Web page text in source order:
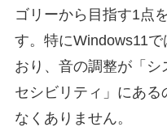
ゴリーから目指す1点
す。特にWindows11
おり、音の調整が「シ
セシビリティ」にあ
なくありません。